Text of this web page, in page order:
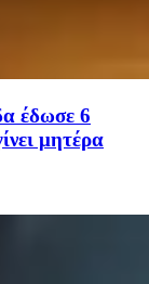
έδωσε 6
μητέρα